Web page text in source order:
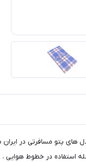
استفاده در خطوط هوایی